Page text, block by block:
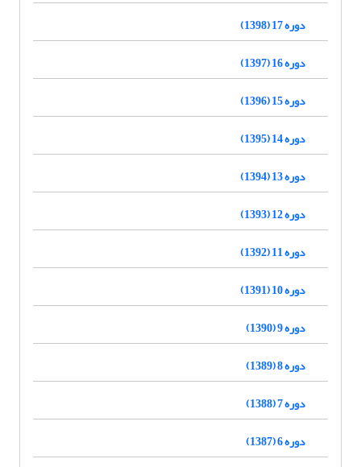
دوره 17 (1398)
دوره 16 (1397)
دوره 15 (1396)
دوره 14 (1395)
دوره 13 (1394)
دوره 12 (1393)
دوره 11 (1392)
دوره 10 (1391)
دوره 9 (1390)
دوره 8 (1389)
دوره 7 (1388)
دوره 6 (1387)